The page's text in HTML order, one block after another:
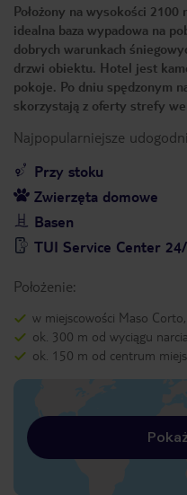
Położony na wysokości
idealna baza wypadowa na
dobrych warunkach
drzwi obiektu. Hotel jest
pokoje. Po dniu spędzonym
skorzystają z oferty strefy
Najpopularniejsze
Przy stoku
Zwierzęta domowe
Basen
TUI Service Center
Położenie:
w miejscowości Maso
ok. 300 m od wyciągu
ok. 150 m od centrum